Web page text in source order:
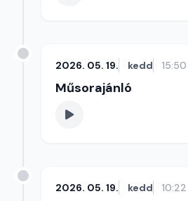
2026. 05. 19. kedd 15:50
Műsorajánló
2026. 05. 19. kedd 10:22